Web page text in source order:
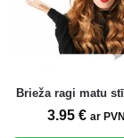
Brieža ragi matu
3.95 € ar